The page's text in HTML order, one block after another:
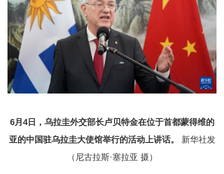
6月4日，乌拉圭外交部长卢贝特金在位于首都蒙得维的
亚的中国驻乌拉圭大使馆举行的活动上讲话。 新华社发
（尼古拉斯·塞拉亚 摄）